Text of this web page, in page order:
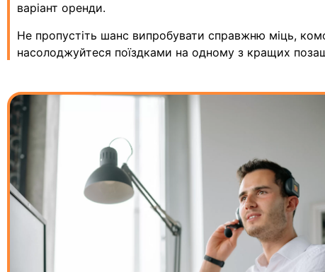
варіант оренди.
Не пропустіть шанс випробувати справжню міць,
насолоджуйтеся поїздками на одному з кращих